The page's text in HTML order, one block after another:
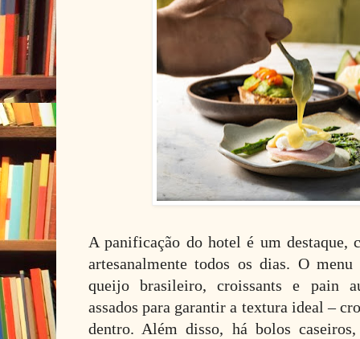
A panificação do hotel é um destaque,
artesanalmente todos os dias. O
queijo brasileiro, croissants e pain
assados para garantir a textura ideal –
dentro. Além disso, há bolos